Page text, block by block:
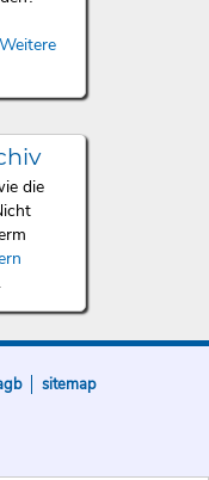
Weitere
die
sitemap